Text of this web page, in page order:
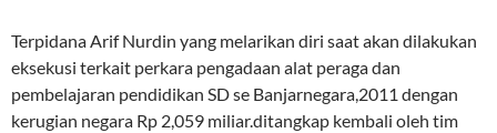
Terpidana Arif Nurdin yang melarikan diri saat akan dilakukan
eksekusi terkait perkara pengadaan alat peraga dan
pembelajaran pendidikan SD se Banjarnegara,2011 dengan
kerugian negara Rp 2,059 miliar.ditangkap kembali oleh tim